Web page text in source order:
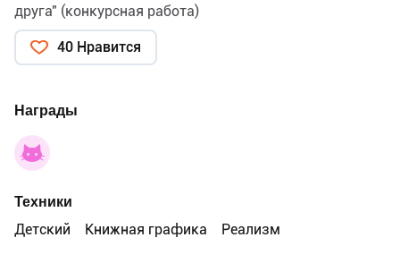
друга" (конкурсная работа)
40 Нравится
Награды
Техники
Детский
Книжная графика Реализм